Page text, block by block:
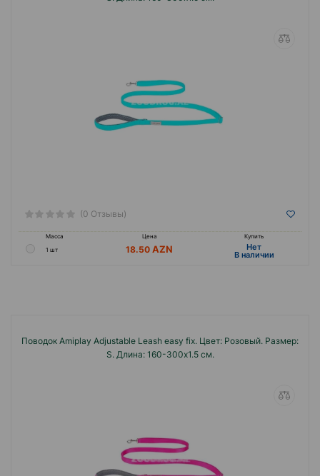
(0 Отзывы)
Масса Цена
Купить
1 шт
18.50 Hет
B наличии
Поводок Amiplay Adjustable Leash easy fix. Цвет: Розовый. Размер:
S. Длина: 160-300x1.5 см.